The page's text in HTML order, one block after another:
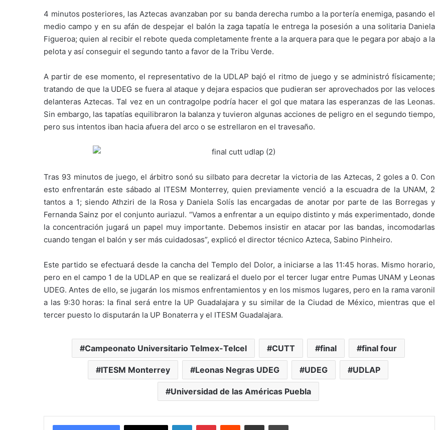
4 minutos posteriores, las Aztecas avanzaban por su banda derecha rumbo a la portería enemiga, pasando el
medio campo y en su afán de despejar el balón la zaga tapatía le entrega la posesión a una solitaria Daniela
Figueroa; quien al recibir el rebote queda completamente frente a la arquera para que le pegara por abajo a la
pelota y así conseguir el segundo tanto a favor de la Tribu Verde.
A partir de ese momento, el representativo de la UDLAP bajó el ritmo de juego y se administró físicamente;
tratando de que la UDEG se fuera al ataque y dejara espacios que pudieran ser aprovechados por las veloces
delanteras Aztecas. Tal vez en un contragolpe podría hacer el gol que matara las esperanzas de las Leonas.
Sin embargo, las tapatías equilibraron la balanza y tuvieron algunas acciones de peligro en el segundo tiempo,
pero sus intentos iban hacia afuera del arco o se estrellaron en el travesaño.
Tras 93 minutos de juego, el árbitro sonó su silbato para decretar la victoria de las Aztecas, 2 goles a 0. Con
esto enfrentarán este sábado al ITESM Monterrey, quien previamente venció a la escuadra de la UNAM, 2
tantos a 1; siendo Athziri de la Rosa y Daniela Solís las encargadas de anotar por parte de las Borregas y
Fernanda Sainz por el conjunto auriazul. “Vamos a enfrentar a un equipo distinto y más experimentado, donde
la concentración jugará un papel muy importante. Debemos insistir en atacar por las bandas, incomodarlas
cuando tengan el balón y ser más cuidadosas”, explicó el director técnico Azteca, Sabino Pinheiro.
Este partido se efectuará desde la cancha del Templo del Dolor, a iniciarse a las 11:45 horas. Mismo horario,
pero en el campo 1 de la UDLAP en que se realizará el duelo por el tercer lugar entre Pumas UNAM y Leonas
UDEG. Antes de ello, se jugarán los mismos enfrentamientos y en los mismos lugares, pero en la rama varonil
a las 9:30 horas: la final será entre la UP Guadalajara y su similar de la Ciudad de México, mientras que el
tercer puesto lo disputarán la UP Bonaterra y el ITESM Guadalajara.
Campeonato Universitario Telmex-Telcel CUTT final final four
ITESM Monterrey Leonas Negras UDEG UDEG UDLAP
Universidad de las Américas Puebla
LinkedInPinterestReddit Share via Email Print